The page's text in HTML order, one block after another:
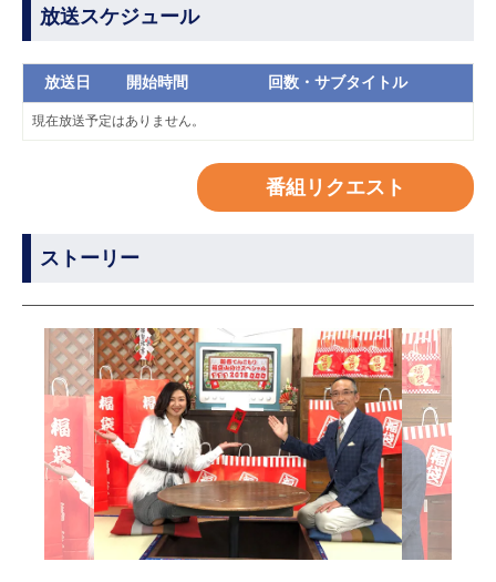
放送スケジュール
放送日 開始時間 回数・サブタイトル
現在放送予定はありません。
番組リクエスト
ストーリー